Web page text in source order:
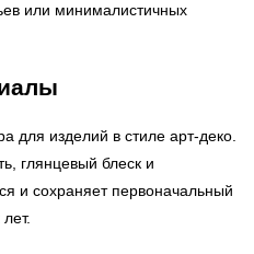
или минималистичных
для изделий в стиле арт-деко.
глянцевый блеск и
и сохраняет первоначальный